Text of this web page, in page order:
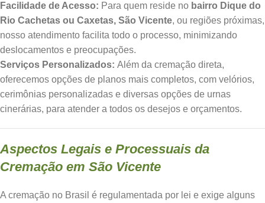
Facilidade de Acesso: Para quem reside no bairro Dique do
Rio Cachetas ou Caxetas, São Vicente, ou regiões próximas,
nosso atendimento facilita todo o processo, minimizando
deslocamentos e preocupações.
Serviços Personalizados: Além da cremação direta,
oferecemos opções de planos mais completos, com velórios,
cerimônias personalizadas e diversas opções de urnas
cinerárias, para atender a todos os desejos e orçamentos.
Aspectos Legais e Processuais da
Cremação em São Vicente
A cremação no Brasil é regulamentada por lei e exige alguns